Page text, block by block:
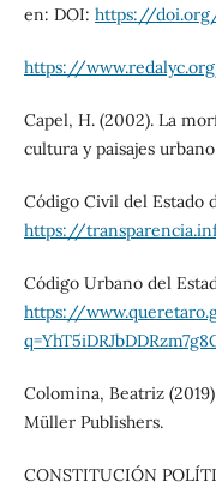
en: DOI: https://
https://
Capel, H. (2002). La
cultura y paisajes
Código Civil del Estado
https://
Código Urbano del
https://
Colomina, Beatriz
Müller Publishers.
CONSTITUCIÓN